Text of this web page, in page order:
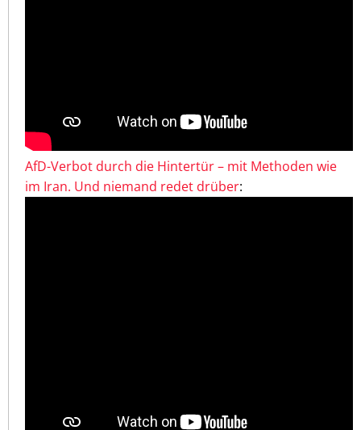
AfD-Verbot durch die Hintertür – mit Methoden wie
im Iran. Und niemand redet drüber: